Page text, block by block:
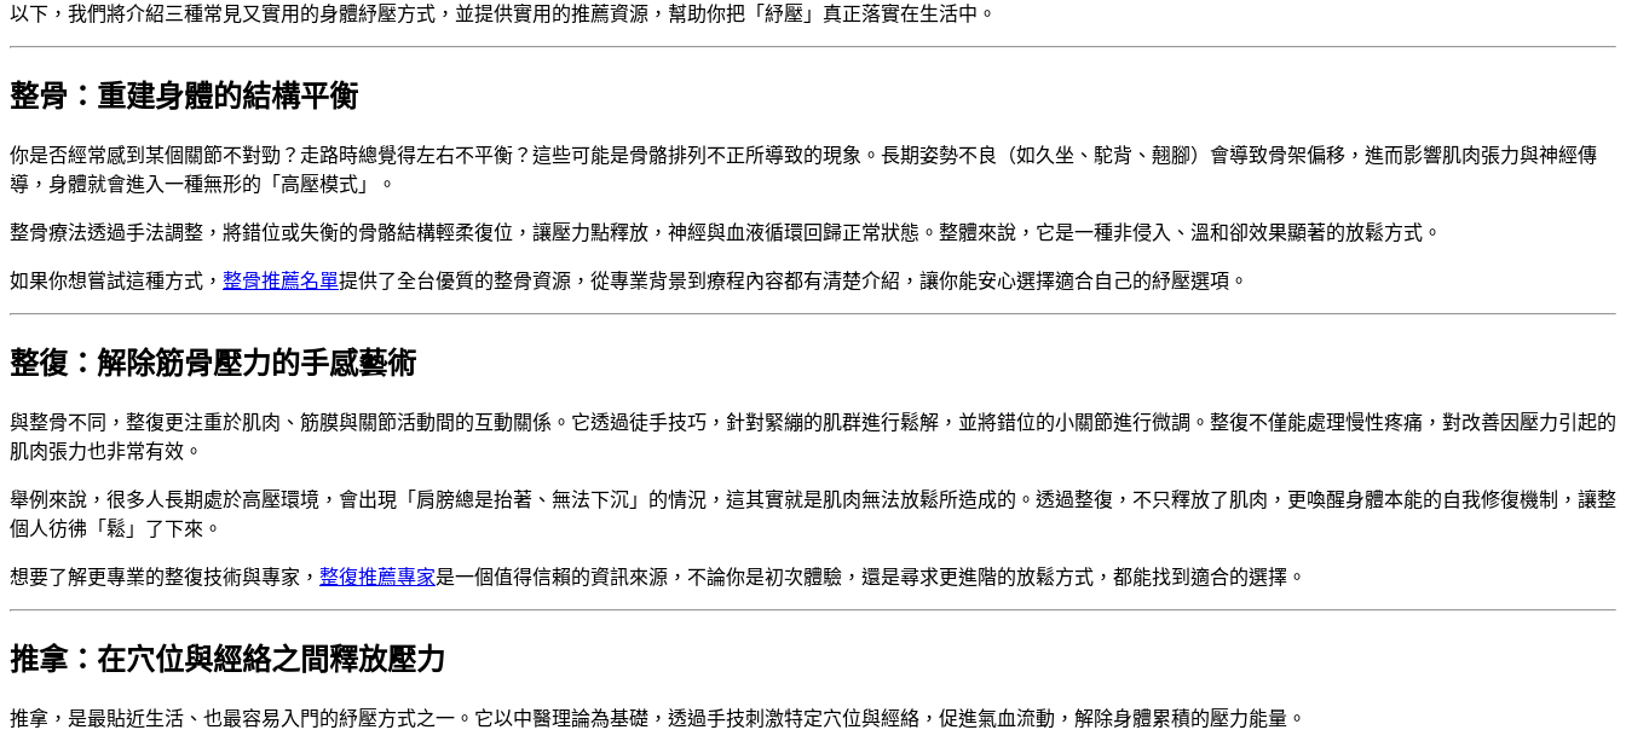
以下，我們將介紹三種常見又實用的身體紓壓方式，並提供實用的推薦資源，幫助你把「紓壓」真正落實在生活中。
整骨：重建身體的結構平衡
你是否經常感到某個關節不對勁？走路時總覺得左右不平衡？這些可能是骨骼排列不正所導致的現象。長期姿勢不良（如久坐、駝背、翹腳）會導致骨架偏移，進而影響肌肉張力與神經傳
導，身體就會進入一種無形的「高壓模式」。
整骨療法透過手法調整，將錯位或失衡的骨骼結構輕柔復位，讓壓力點釋放，神經與血液循環回歸正常狀態。整體來說，它是一種非侵入、溫和卻效果顯著的放鬆方式。
如果你想嘗試這種方式， 整骨推薦名單提供了全台優質的整骨資源，從專業背景到療程內容都有清楚介紹，讓你能安心選擇適合自己的紓壓選項。
整復：解除筋骨壓力的手感藝術
與整骨不同，整復更注重於肌肉、筋膜與關節活動間的互動關係。它透過徒手技巧，針對緊繃的肌群進行鬆解，並將錯位的小關節進行微調。整復不僅能處理慢性疼痛，對改善因壓力引起的
肌肉張力也非常有效。
舉例來說，很多人長期處於高壓環境，會出現「肩膀總是抬著、無法下沉」的情況，這其實就是肌肉無法放鬆所造成的。透過整復，不只釋放了肌肉，更喚醒身體本能的自我修復機制，讓整
個人彷彿「鬆」了下來。
想要了解更專業的整復技術與專家， 整復推薦專家是一個值得信賴的資訊來源，不論你是初次體驗，還是尋求更進階的放鬆方式，都能找到適合的選擇。
推拿：在穴位與經絡之間釋放壓力
推拿，是最貼近生活、也最容易入門的紓壓方式之一。它以中醫理論為基礎，透過手技刺激特定穴位與經絡，促進氣血流動，解除身體累積的壓力能量。